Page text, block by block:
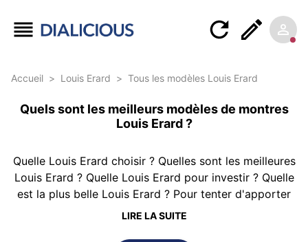
Accueil > Louis Erard > Tous les modèles Louis Erard
Quels sont les meilleurs modèles de montres
Louis Erard ?
Quelle Louis Erard choisir ? Quelles sont les meilleures
Louis Erard ? Quelle Louis Erard pour investir ? Quelle
est la plus belle Louis Erard ? Pour tenter d'apporter
une réponse, Dialicious vous propose ce classement
LIRE LA SUITE